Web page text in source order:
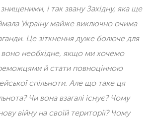
і так звану Західну, яка ще
Україну майже виключно очима
Це зіткнення дуже болюче для
воно необхідне, якщо ми хочемо
й стати повноцінною
спільноти. Але що таке ця
Чи вона взагалі існує? Чому
війну на своїй території? Чому